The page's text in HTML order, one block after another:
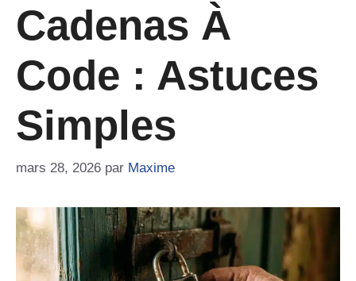
Cadenas À
Code : Astuces
Simples
mars 28, 2026 par Maxime